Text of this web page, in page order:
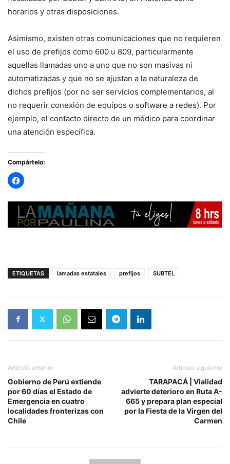
horarios y otras disposiciones.
Asimismo, existen otras comunicaciones que no requieren
el uso de prefijos como 600 u 809, particularmente
aquellas llamadas uno a uno que no son masivas ni
automatizadas y que no se ajustan a la naturaleza de
dichos prefijos (por no ser servicios complementarios, al
no requerir conexión de equipos o software a redes). Por
ejemplo, el contacto directo de un médico para coordinar
una atención específica.
Compártelo:
ETIQUETAS lamadas estatales prefijos SUBTEL
Artículo anterior
Gobierno de Perú extiende
por 60 días el Estado de
Emergencia en cuatro
localidades fronterizas con
Chile
Artículo siguiente
TARAPACÁ | Vialidad
advierte deterioro en Ruta A-
665 y prepara plan especial
por la Fiesta de la Virgen del
Carmen